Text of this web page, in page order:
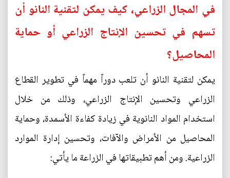
في المجال الزراعي، كيف يمكن لتقنية النانو أن
تسهم في تحسين الإنتاج الزراعي أو حماية
المحاصيل؟
يمكن لتقنية النانو أن تلعب دوراً مهماً في تطوير القطاع
الزراعي وتحسين الإنتاج الزراعي، وذلك من خلال
استخدام المواد النانوية في زيادة كفاءة الأسمدة، وحماية
المحاصيل من الأمراض والآفات، وتحسين إدارة الموارد
الزراعية. ومن أهم تطبيقاتها في الزراعة ما يأتي: